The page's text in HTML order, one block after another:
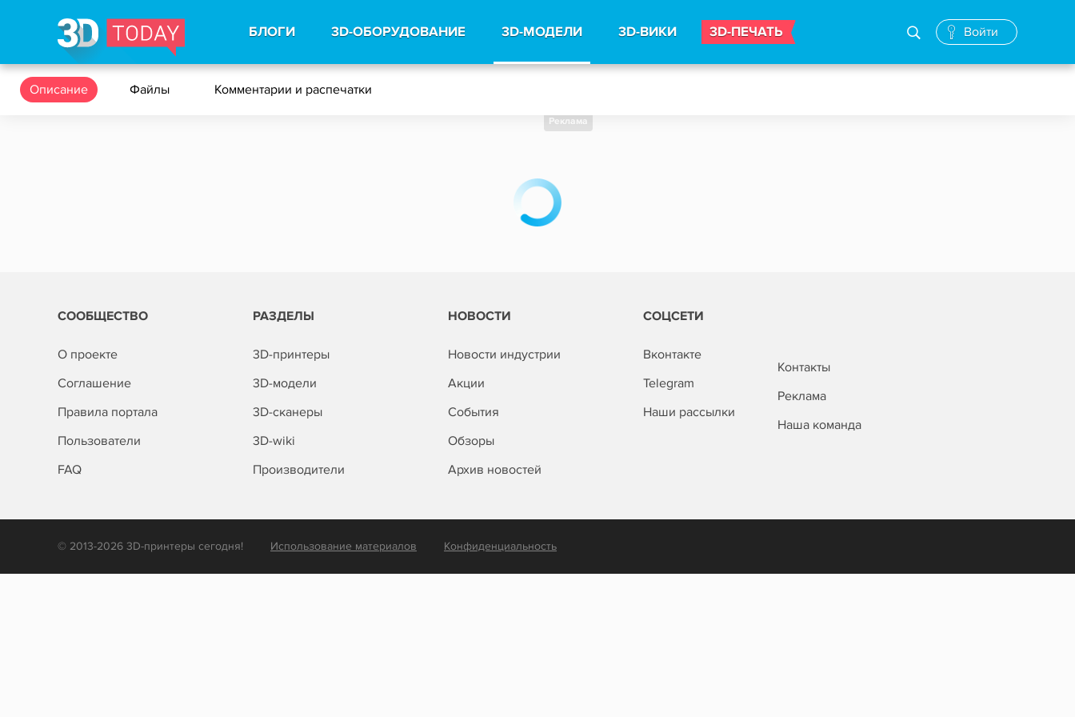
БЛОГИ 3D-ОБОРУДОВАНИЕ 3D-МОДЕЛИ 3D-ВИКИ 3D-ПЕЧАТЬ Войти
Описание Файлы Комментарии и распечатки
Реклама
СООБЩЕСТВО
О проекте
Соглашение
Правила портала
Пользователи
FAQ
РАЗДЕЛЫ
3D-принтеры
3D-модели
3D-сканеры
3D-wiki
Производители
НОВОСТИ
Новости индустрии
Акции
События
Обзоры
Архив новостей
СОЦСЕТИ
Вконтакте
Telegram
Наши рассылки
Контакты
Реклама
Наша команда
© 2013-2026 3D-принтеры сегодня! Использование материалов Конфиденциальность